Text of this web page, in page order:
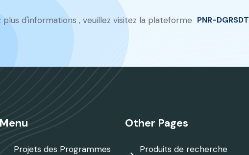
plus d'informations , veuillez visitez la plateforme PNR-DGRSDT
Menu
Projets des Programmes
Other Pages
Produits de recherche